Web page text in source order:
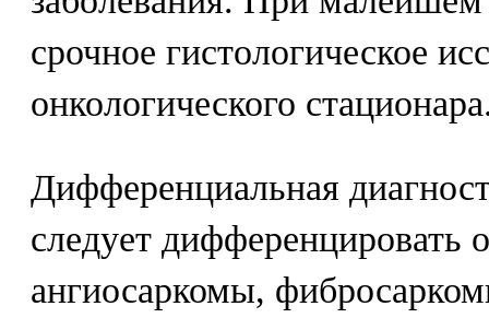
срочное гистологическое
онкологического
Дифференциальная
следует дифференцировать
ангиосаркомы,